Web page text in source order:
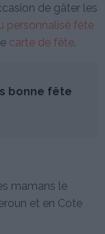
de gâter les
personnalisé fête
carte de fête.
bonne fête
mamans le
et en Cote